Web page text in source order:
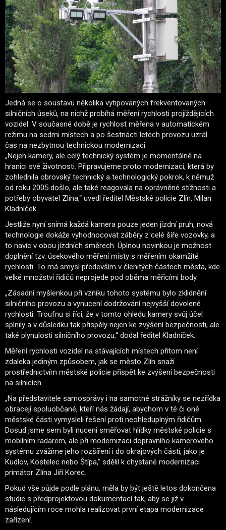
Jedná se o soustavu několika vytipovaných frekventovaných
silničních úseků, na nichž probíhá měření rychlosti projíždějících
vozidel. V současné době je rychlost měřena v automatickém
režimu na sedmi místech a po šestnácti letech provozu uzrál
čas na nezbytnou technickou modernizaci.
„Nejen kamery, ale celý technický systém je momentálně na
hranici své životnosti. Připravujeme proto modernizaci, která by
zohlednila obrovský technický a technologický pokrok, k němuž
od roku 2005 došlo, ale také reagovala na oprávněné stížnosti a
potřeby obyvatel Zlína,“ uvedl ředitel Městské policie Zlín, Milan
Kladníček.
Jestliže nyní snímá každá kamera pouze jeden jízdní pruh, nová
technologie dokáže vyhodnocovat záběry z celé šíře vozovky, a
to navíc v obou jízdních směrech. Úplnou novinkou je možnost
doplnění tzv. úsekového měření místy s měřením okamžité
rychlosti. To má smysl především v členitých částech města, kde
velké množství řidičů neprojede pod oběma měřícími body.
„Zásadní myšlenkou při vzniku tohoto systému bylo zklidnění
silničního provozu a vynucení dodržování nejvyšší dovolené
rychlosti. Troufnu si říci, že v tomto ohledu kamery svůj účel
splnily a v důsledku tak přispěly nejen ke zvýšení bezpečnosti, ale
také plynulosti silničního provozu,“ dodal ředitel Kladníček.
Měření rychlosti vozidel na stávajících místech přitom není
zdaleka jediným způsobem, jak se město Zlín snaží
prostřednictvím městské policie přispět ke zvýšení bezpečnosti
na silnicích.
„Na představitele samosprávy i na samotné strážníky se nezřídka
obracejí spoluobčané, kteří nás žádají, abychom v té či oné
městské části vymysleli řešení proti neohleduplným řidičům.
Dosud jsme sem byli nuceni směřovat hlídky městské policie s
mobilním radarem, ale při modernizaci dopravního kamerového
systému zvážíme jeho rozšíření i do okrajových částí, jako je
Kudlov, Kostelec nebo Štípa,“ sdělil k chystané modernizaci
primátor Zlína Jiří Korec.
Pokud vše půjde podle plánu, měla by být ještě letos dokončena
studie s předprojektovou dokumentací tak, aby se již v
následujícím roce mohla realizovat první etapa modernizace
zařízení.